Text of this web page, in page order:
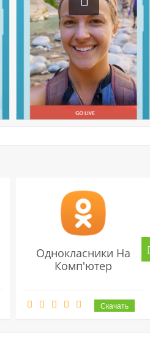
Однокласники На
Комп'ютер